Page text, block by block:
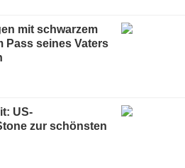
mit schwarzem
Pass seines Vaters
US-
zur schönsten